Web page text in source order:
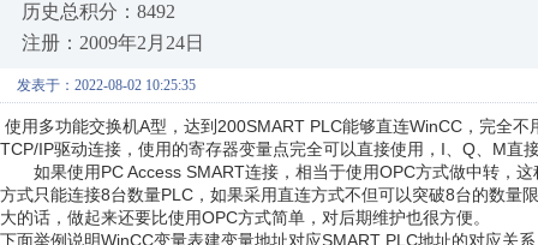
历史总积分：8492
注册：2009年2月24日
发表于：2022-08-02 10:25:35
使用多功能交换机A型，达到200SMART PLC能够直连WinCC，完全
TCP/IP驱动连接，使用的寄存器变量点完全可以直接使用，I、Q、M直
如果使用PC Access SMART连接，相当于使用OPC方式做中转，这
方式只能连接8台数量PLC，如果采用直连方式不但可以突破8台的数量
大的话，做起来还要比使用OPC方式简单，对后期维护也很方便。
下面举例说明WinCC变量表建变量地址对应SMART PLC地址的对应关